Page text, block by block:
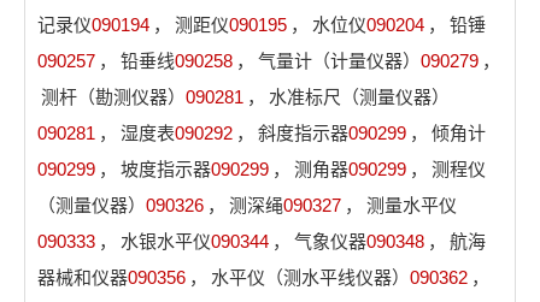
记录仪090194 ， 测距仪090195 ， 水位仪090204 ，
铅锤
090257 ， 铅垂线090258 ， 气量计（计量仪器） 090279 ，
测杆（勘测仪器） 090281 ，
水准标尺（测量仪器）
090281 ， 湿度表090292 ， 斜度指示器090299 ，
倾角计
090299 ， 坡度指示器090299 ， 测角器090299 ，
测程仪
（测量仪器） 090326 ， 测深绳090327 ，
测量水平仪
090333 ， 水银水平仪090344 ， 气象仪器090348 ，
航海
器械和仪器090356 ， 水平仪（测水平线仪器） 090362 ，